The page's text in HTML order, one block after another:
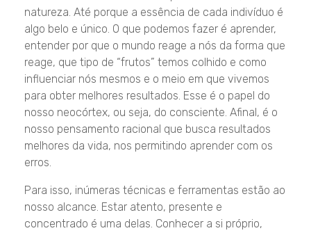
natureza. Até porque a essência de cada indivíduo é
algo belo e único. O que podemos fazer é aprender,
entender por que o mundo reage a nós da forma que
reage, que tipo de “frutos” temos colhido e como
influenciar nós mesmos e o meio em que vivemos
para obter melhores resultados. Esse é o papel do
nosso neocórtex, ou seja, do consciente. Afinal, é o
nosso pensamento racional que busca resultados
melhores da vida, nos permitindo aprender com os
erros.
Para isso, inúmeras técnicas e ferramentas estão ao
nosso alcance. Estar atento, presente e
concentrado é uma delas. Conhecer a si próprio,